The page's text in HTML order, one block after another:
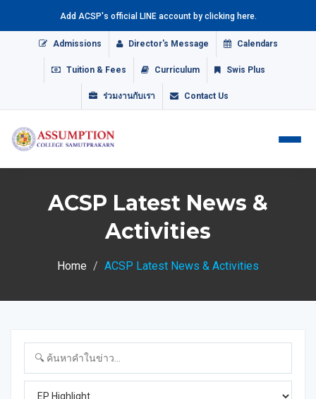
Add ACSP's official LINE account by clicking here.
Admissions Director's Message Calendars
Tuition & Fees Curriculum Swis Plus
ร่วมงานกับเรา Contact Us
ACSP Latest News &
Activities
Home ACSP Latest News & Activities